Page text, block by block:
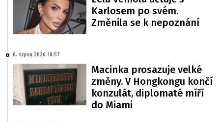
Karlosem po svém.
Změnila se k nepoznání
6. srpna 2026 18:57
Macinka prosazuje velké
změny. V Hongkongu končí
konzulát, diplomaté míří
do Miami